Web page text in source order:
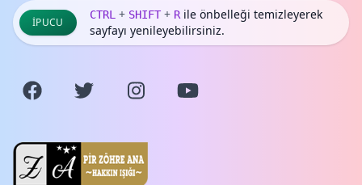
İPUCU
CTRL + SHIFT + Rile önbelleği temizleyerek
sayfayı yenileyebilirsiniz.